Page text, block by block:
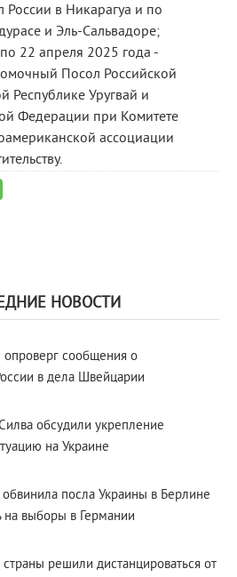
России в Никарагуа и по
и Эль-Сальвадоре;
22 апреля 2025 года -
Посол Российской
Республике Уругвай и
Федерации при Комитете
ассоциации
НОВОСТИ
опроверг сообщения о
в дела Швейцарии
обсудили укрепление
на Украине
посла Украины в Берлине
на выборы в Германии
решили дистанцироваться от